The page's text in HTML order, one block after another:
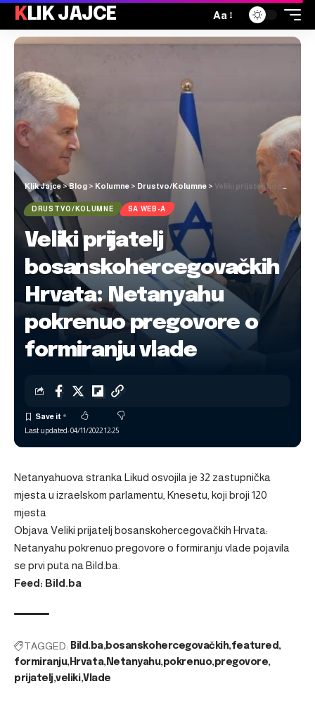
KLIK JAJCE Aa
Klik Jajce>Blog > Kolumne > Drustvo/Kolumne > Veliki prijatelj bosanskohercegovačkih Hrvata: Netanyahu pokrenuo pregovore o formiranju vlade
DRUSTVO/KOLUMNE SA WEB-A
Veliki prijatelj
bosanskohercegovačkih
Hrvata: Netanyahu
pokrenuo pregovore o
formiranju vlade
Last updated: 04/11/2022 12:25
Netanyahuova stranka Likud osvojila je 32 zastupnička
mjesta u izraelskom parlamentu, Knesetu, koji broji 120
mjesta
Objava Veliki prijatelj bosanskohercegovačkih Hrvata:
Netanyahu pokrenuo pregovore o formiranju vlade pojavila
se prvi puta na Bild.ba
Feed: Bild.ba
TAGGED: Bild.ba bosanskohercegovačkih featured
formiranju Hrvata Netanyahu pokrenuo pregovore
prijatelj veliki Vlade